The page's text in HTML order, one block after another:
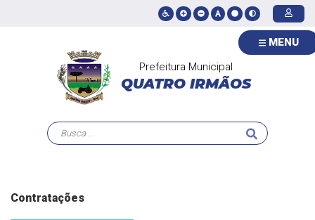
Prefeitura Municipal
QUATRO IRMÃOS
MENU
Contratações